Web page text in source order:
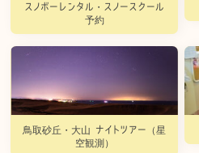
スノボーレンタル・スノースクール
予約
鳥取砂丘・大山 ナイトツアー（星
空観測）